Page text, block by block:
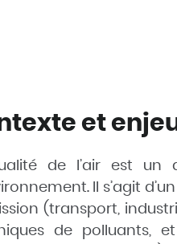
et
de l’air est un
Il s’agit
(transport,
de polluants,